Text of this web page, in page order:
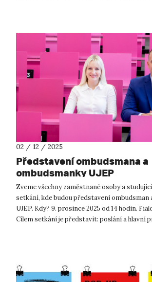
02 / 12 / 2025
Představení ombudsmana a
ombudsmanky UJEP
Zveme všechny zaměstnané osoby a
setkání, kde budou představeni ombudsman
UJEP. Kdy? 9. prosince 2025 od 14 hodin.
Cílem setkání je představit: poslání a hlavní